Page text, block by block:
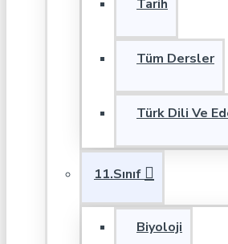
Tarih
Tüm Dersler
Türk Dili Ve
11.Sınıf
Biyoloji